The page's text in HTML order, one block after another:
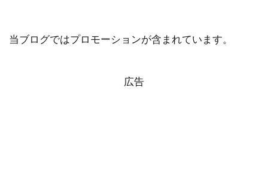
当ブログではプロモーションが含まれています。
広告